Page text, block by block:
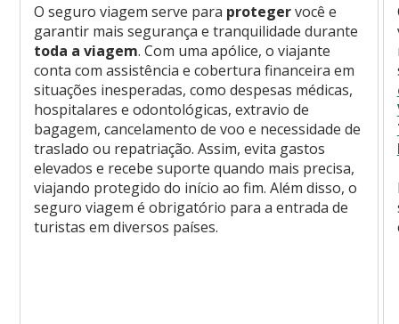
O seguro viagem serve para protegervocê e
garantir mais segurança e tranquilidade durante
toda a viagem. Com uma apólice, o viajante
conta com assistência e cobertura financeira em
situações inesperadas, como despesas médicas,
hospitalares e odontológicas, extravio de
bagagem, cancelamento de voo e necessidade de
traslado ou repatriação. Assim, evita gastos
elevados e recebe suporte quando mais precisa,
viajando protegido do início ao fim. Além disso, o
seguro viagem é obrigatório para a entrada de
turistas em diversos países.